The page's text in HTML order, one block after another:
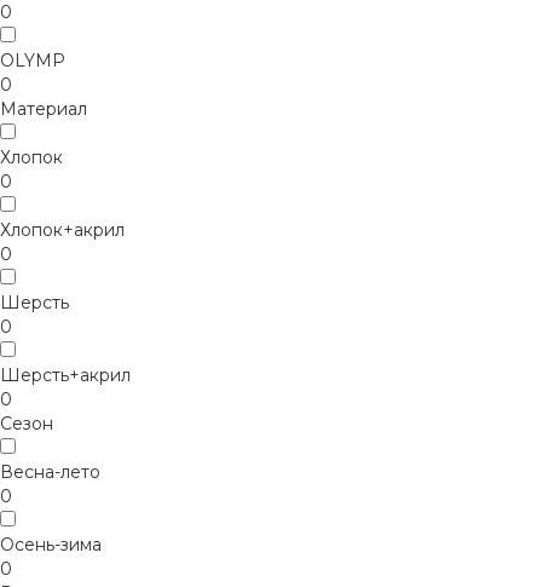
0
OLYMP
0
Материал
Хлопок
0
Хлопок+акрил
0
Шерсть
0
Шерсть+акрил
0
Сезон
Весна-лето
0
Осень-зима
0